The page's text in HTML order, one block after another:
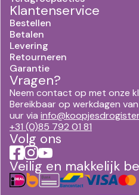
Klantenservice
Bestellen
Betalen
Levering
Retourneren
Garantie
Vragen?
Neem contact op met onze
Bereikbaar op werkdagen
uur via
+31 (0)85 792 01 81
Volg ons
Veilig en makkelijk